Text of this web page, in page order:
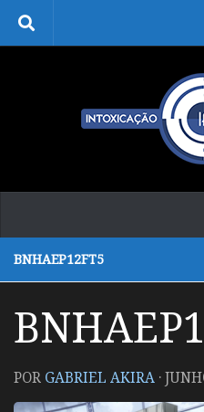
Skip to content
BNHAEP12FT5
POR GABRIEL AKIRA ·